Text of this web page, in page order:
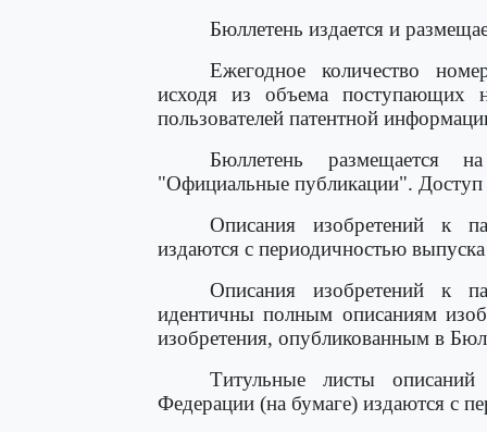
Бюллетень издается и
Ежегодное количество
исходя из объема поступающих
пользователей патентной
Бюллетень
"Официальные публикации". Доступ
Описания изобретений к
издаются с периодичностью
Описания изобретений к
идентичны полным описаниям
изобретения, опубликованным в
Титульные листы
Федерации (на бумаге) издаются с